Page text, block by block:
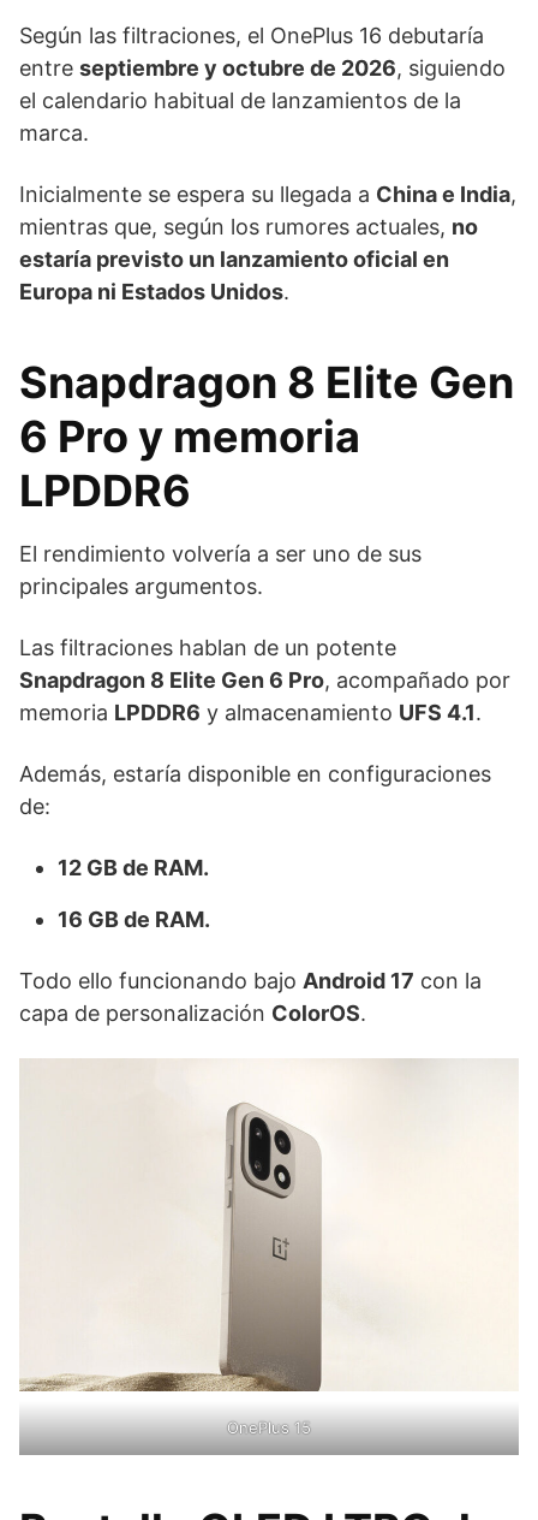
Según las filtraciones, el OnePlus 16 debutaría
entre septiembre y octubre de 2026, siguiendo
el calendario habitual de lanzamientos de la
marca.
Inicialmente se espera su llegada a China e India,
mientras que, según los rumores actuales, no
estaría previsto un lanzamiento oficial en
Europa ni Estados Unidos.
Snapdragon 8 Elite Gen
6 Pro y memoria
LPDDR6
El rendimiento volvería a ser uno de sus
principales argumentos.
Las filtraciones hablan de un potente
Snapdragon 8 Elite Gen 6 Pro, acompañado por
memoria LPDDR6 y almacenamiento UFS 4.1.
Además, estaría disponible en configuraciones
de:
12 GB de RAM.
16 GB de RAM.
Todo ello funcionando bajo Android 17 con la
capa de personalización ColorOS.
OnePlus 15